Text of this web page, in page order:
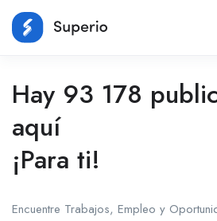
Hay 93 178
aquí
¡Para ti!
Encuentre Trabajos, Empleo y